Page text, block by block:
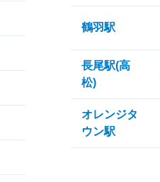
鶴羽駅
長尾駅(高
松)
オレンジタ
ウン駅